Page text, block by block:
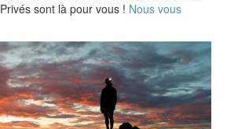
sont là pour vous ! Nous vous